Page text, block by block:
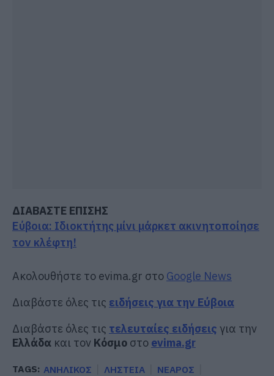
ΔΙΑΒΑΣΤΕ ΕΠΙΣΗΣ
Εύβοια: Ιδιοκτήτης μίνι μάρκετ ακινητοποίησε
τον κλέφτη!
Ακολουθήστε το evima.gr στο Google News
Διαβάστε όλες τις ειδήσεις για την Εύβοια
Διαβάστε όλες τις τελευταίες ειδήσεις για την
Ελλάδα και τον Κόσμο στο evima.gr
TAGS: ΑΝΗΛΙΚΟΣ ΛΗΣΤΕΙΑ
ΝΕΑΡΟΣ